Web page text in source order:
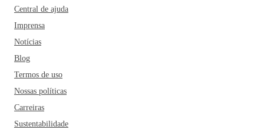
Central de ajuda
Imprensa
Notícias
Blog
Termos de uso
Nossas políticas
Carreiras
Sustentabilidade